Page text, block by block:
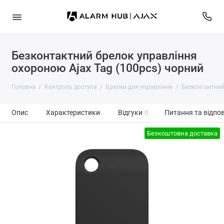
Безконтактний брелок управління
охороною Ajax Tag (100pcs) чорний
Головна Контроль доступа Брелки для управління
Опис Характеристики Відгуки 0 Питання та
Безкоштовна доставка